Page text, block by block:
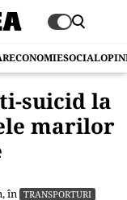
ECONOMIESOCIAL
suicid la
marilor
, în TRANSPORTURI